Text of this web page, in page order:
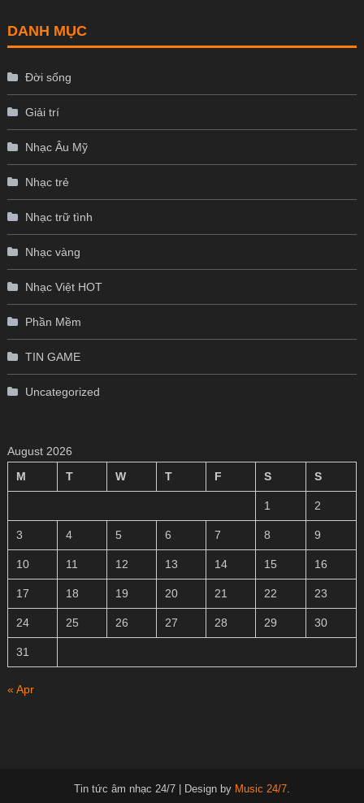
DANH MỤC
Đời sống
Giải trí
Nhạc Âu Mỹ
Nhạc trẻ
Nhạc trữ tình
Nhạc vàng
Nhạc Việt HOT
Phần Mềm
TIN GAME
Uncategorized
August 2026
M
T W T F S S
1 2
3 4 5 6 7 8 9
10 11 12 13 14 15 16
17 18 19 20 21 22 23
24 25 26 27 28 29 30
31
« Apr
Tin tức âm nhạc 24/7 Design by Music 24/7